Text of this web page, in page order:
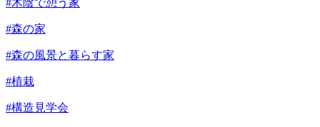
#木陰で憩う家
#森の家
#森の風景と暮らす家
#植栽
#構造見学会